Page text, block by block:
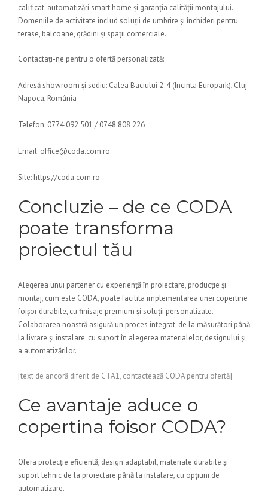
calificat, automatizări smart home și garanția calității montajului.
Domeniile de activitate includ soluții de umbrire și închideri pentru
terase, balcoane, grădini și spații comerciale.
Contactați-ne pentru o ofertă personalizată:
Adresă showroom și sediu: Calea Baciului 2-4 (Incinta Europark), Cluj-
Napoca, România
Telefon: 0774 092 501 / 0748 808 226
Email: office@coda.com.ro
Site: https://coda.com.ro
Concluzie – de ce CODA
poate transforma
proiectul tău
Alegerea unui partener cu experiență în proiectare, producție și
montaj, cum este CODA, poate facilita implementarea unei copertine
foișor durabile, cu finisaje premium și soluții personalizate.
Colaborarea noastră asigură un proces integrat, de la măsurători până
la livrare și instalare, cu suport în alegerea materialelor, designului și
a automatizărilor.
[text de ancoră diferit de CTA1, contactează CODA pentru ofertă]
Ce avantaje aduce o
copertina foisor CODA?
Ofera protecție eficientă, design adaptabil, materiale durabile și
suport tehnic de la proiectare până la instalare, cu opțiuni de
automatizare.